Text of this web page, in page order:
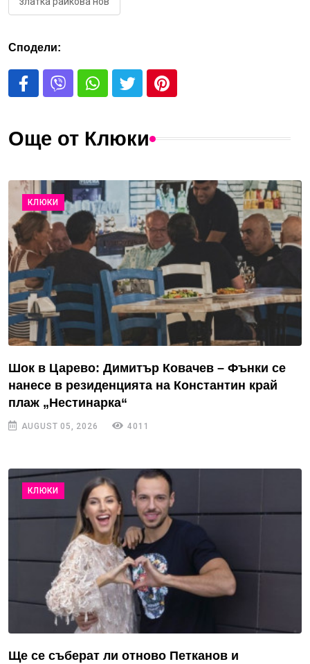
Сподели:
Още от Клюки
КЛЮКИ
Шок в Царево: Димитър Ковачев – Фънки се
нанесе в резиденцията на Константин край
плаж „Нестинарка“
AUGUST 05, 2026 4011
КЛЮКИ
Ще се съберат ли отново Петканов и